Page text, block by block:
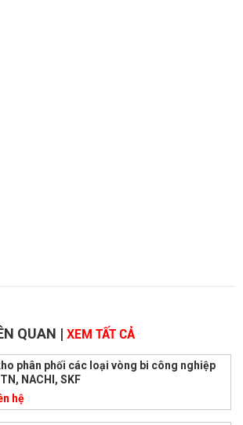
QUAN | XEM TẤT CẢ
phân phối các loại vòng bi công nghiệp
NACHI, SKF
hệ